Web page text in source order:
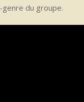
genre du groupe.